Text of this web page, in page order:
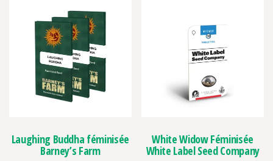
Laughing Buddha féminisée
Barney’s Farm
White Widow Féminisée
White Label Seed Company